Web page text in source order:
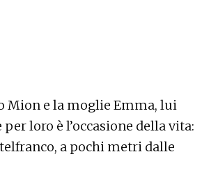
Mion e la moglie Emma, lui
loro è l’occasione della vita:
a pochi metri dalle